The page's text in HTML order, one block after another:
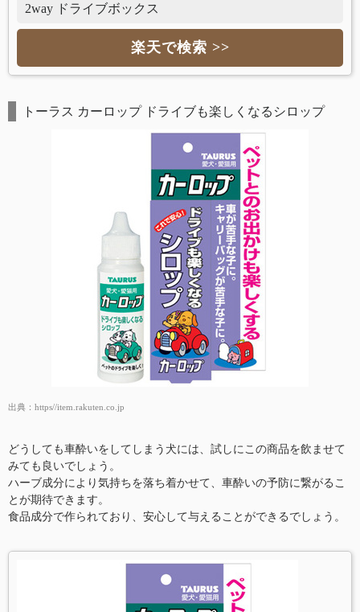
2way ドライブボックス
楽天で検索 >>
トーラス カーロップ ドライブも楽しくなるシロップ
出典： https//item.rakuten.co.jp
どうしても車酔いをしてしまう犬には、試しにこの商品を飲ませて
みても良いでしょう。
ハーブ成分により気持ちを落ち着かせて、車酔いの予防に繋がるこ
とが期待できます。
食品成分で作られており、安心して与えることができるでしょう。